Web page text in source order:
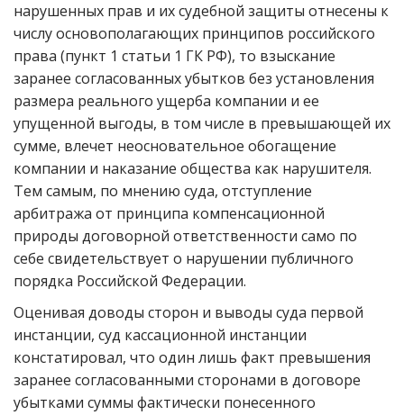
нарушенных прав и их судебной защиты отнесены к
числу основополагающих принципов российского
права (пункт 1 статьи 1 ГК РФ), то взыскание
заранее согласованных убытков без установления
размера реального ущерба компании и ее
упущенной выгоды, в том числе в превышающей их
сумме, влечет неосновательное обогащение
компании и наказание общества как нарушителя.
Тем самым, по мнению суда, отступление
арбитража от принципа компенсационной
природы договорной ответственности само по
себе свидетельствует о нарушении публичного
порядка Российской Федерации.
Оценивая доводы сторон и выводы суда первой
инстанции, суд кассационной инстанции
констатировал, что один лишь факт превышения
заранее согласованными сторонами в договоре
убытками суммы фактически понесенного